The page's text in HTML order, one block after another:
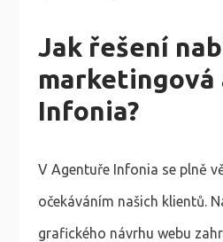
Jak řešení
marketingová
Infonia?
V Agentuře Infonia se plně
očekáváním našich klientů.
grafického návrhu webu